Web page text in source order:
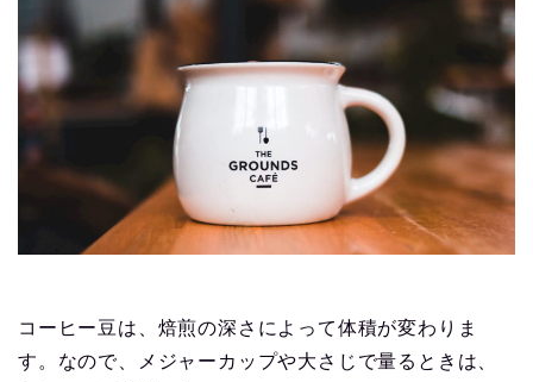
コーヒー豆は、焙煎の深さによって体積が変わりま
す。なので、メジャーカップや大さじで量るときは、